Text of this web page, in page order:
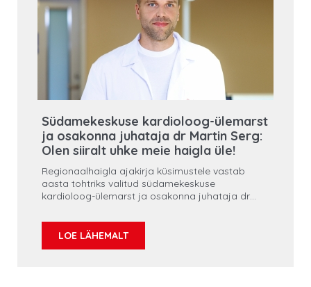
Südamekeskuse kardioloog-ülemarst
ja osakonna juhataja dr Martin Serg:
Olen siiralt uhke meie haigla üle!
Regionaalhaigla ajakirja küsimustele vastab
aasta tohtriks valitud südamekeskuse
kardioloog-ülemarst ja osakonna juhataja dr
LOE LÄHEMALT